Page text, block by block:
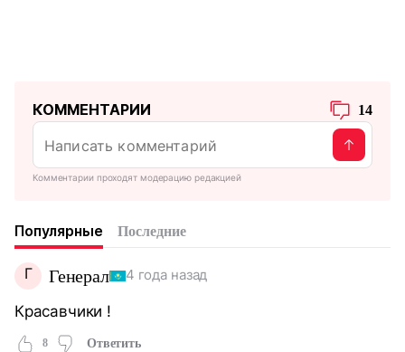
КОММЕНТАРИИ 14
Комментарии проходят модерацию редакцией
Популярные Последние
Г Генерал 4 года назад
Красавчики !
8 Ответить